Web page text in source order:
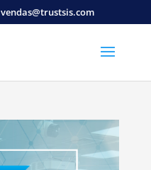
vendas@trustsis.com